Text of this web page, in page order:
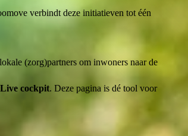
verbindt deze initiatieven tot één
(zorg)partners om inwoners naar de
Live cockpit. Deze pagina is dé tool voor